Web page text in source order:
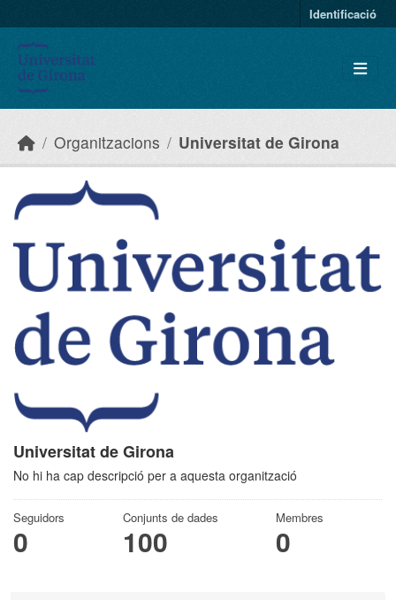
Identificació
Organitzacions Universitat de Girona
Universitat de Girona
No hi ha cap descripció per a aquesta organització
Seguidors
0
Conjunts de dades
100
Membres
0